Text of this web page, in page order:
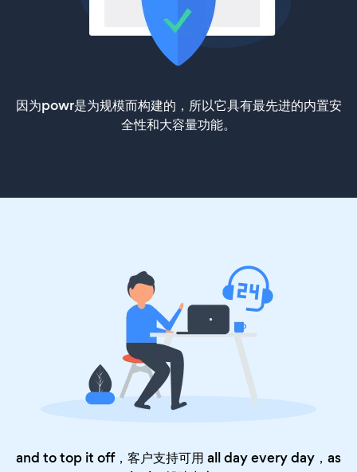
因为powr是为规模而构建的，所以它具有最先进的内置安
全性和大容量功能。
and to top it off，客户支持可用 all day every day，as